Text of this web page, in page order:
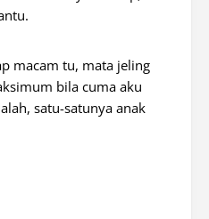
macam tu, mata jeling
bila cuma aku
satu-satunya anak